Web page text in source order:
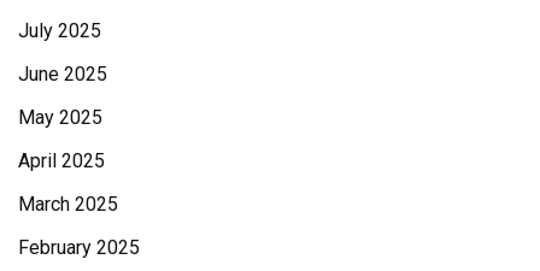
July 2025
June 2025
May 2025
April 2025
March 2025
February 2025